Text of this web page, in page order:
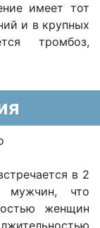
имеет тот
и в крупных
тромбоз,
в 2
что
женщин